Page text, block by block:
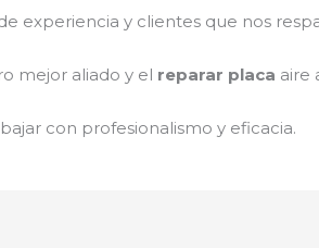
experiencia y clientes que nos
mejor aliado y el reparar placa aire
con profesionalismo y eficacia.